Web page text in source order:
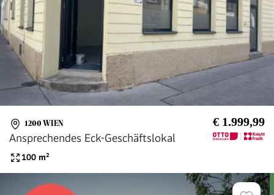
1200 WIEN € 1.999,99
Ansprechendes Eck-Geschäftslokal
100 m²